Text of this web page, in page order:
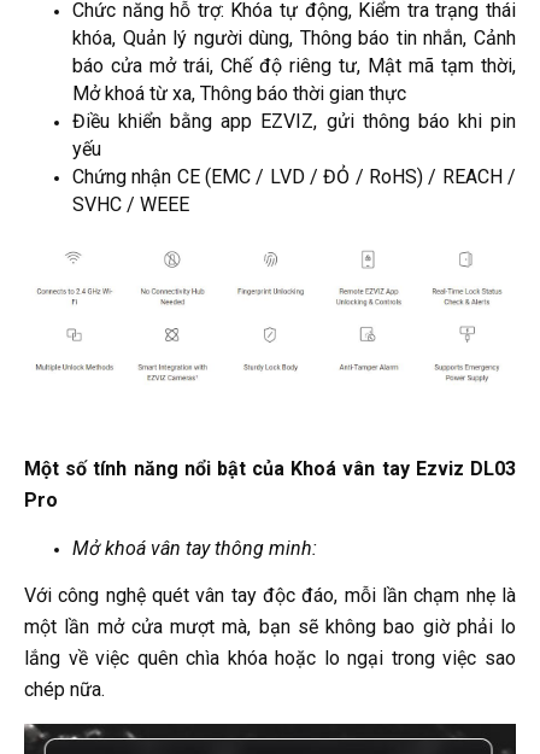
Chức năng hỗ trợ: Khóa tự động, Kiểm tra trạng thái
khóa, Quản lý người dùng, Thông báo tin nhắn, Cảnh
báo cửa mở trái, Chế độ riêng tư, Mật mã tạm thời,
Mở khoá từ xa, Thông báo thời gian thực
Điều khiển bằng app EZVIZ, gửi thông báo khi pin
yếu
Chứng nhận CE (EMC / LVD / ĐỎ / RoHS) / REACH /
SVHC / WEEE
Một số tính năng nổi bật của Khoá vân tay Ezviz DL03
Pro
Mở khoá vân tay thông minh:
Với công nghệ quét vân tay độc đáo, mỗi lần chạm nhẹ là
một lần mở cửa mượt mà, bạn sẽ không bao giờ phải lo
lắng về việc quên chìa khóa hoặc lo ngại trong việc sao
chép nữa.